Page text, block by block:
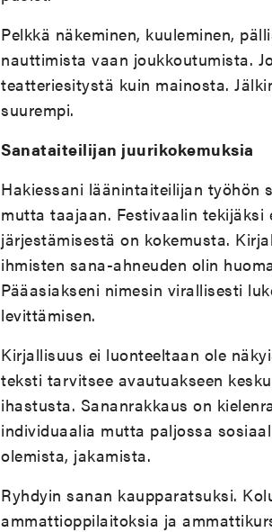
Pelkkä näkeminen, kuuleminen,
nauttimista vaan joukkoutumista.
teatteriesitystä kuin mainosta.
suurempi.
Sanataiteilijan juurikokemuksia
Hakiessani läänintaiteilijan työhön
mutta taajaan. Festivaalin tekijäksi
järjestämisestä on kokemusta.
ihmisten sana-ahneuden olin
Pääasiakseni nimesin virallisesti
levittämisen.
Kirjallisuus ei luonteeltaan ole
teksti tarvitsee avautuakseen
ihastusta. Sananrakkaus on
individuaalia mutta paljossa
olemista, jakamista.
Ryhdyin sanan kaupparatsuksi.
ammattioppilaitoksia ja